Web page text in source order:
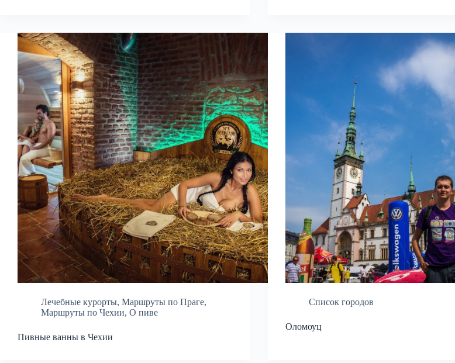
Лечебные курорты, Маршруты по Праге,
Маршруты по Чехии, О пиве
Пивные ванны в Чехии
Список городов
Оломоуц